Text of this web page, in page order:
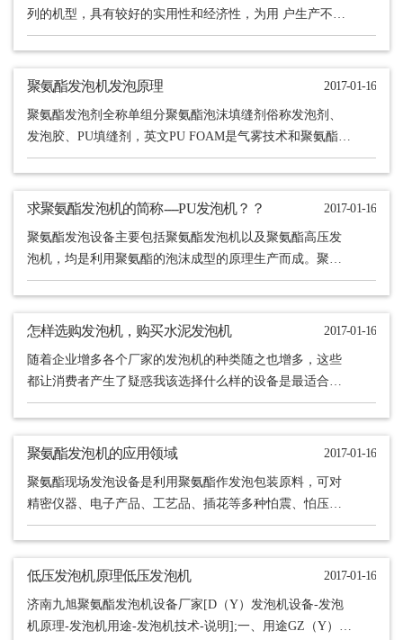
列的机型，具有较好的实用性和经济性，为用 户生产不同
产品，合理地选择机型提供了方便，其优良的经济性价比
受到市......
2017-01-16
聚氨酯发泡机发泡原理
聚氨酯发泡剂全称单组分聚氨酯泡沫填缝剂俗称发泡剂、
发泡胶、PU填缝剂，英文PU FOAM是气雾技术和聚氨酯泡
沫技术交叉结合的产物。它是一种将聚氨酯预聚物﹑发泡
剂......
2017-01-16
求聚氨酯发泡机的简称----PU发泡机？？
聚氨酯发泡设备主要包括聚氨酯发泡机以及聚氨酯高压发
泡机，均是利用聚氨酯的泡沫成型的原理生产而成。聚氨
酯得到如此广泛的应用和它本身的性能优点是离不开关系
的，那么聚......
2017-01-16
怎样选购发泡机，购买水泥发泡机
随着企业增多各个厂家的发泡机的种类随之也增多，这些
都让消费者产生了疑惑我该选择什么样的设备是最适合我
的，在这里我公司根据多年的市场经验来介绍给大家如何
选购发泡机......
2017-01-16
聚氨酯发泡机的应用领域
聚氨酯现场发泡设备是利用聚氨酯作发泡包装原料，可对
精密仪器、电子产品、工艺品、插花等多种怕震、怕压的
物品进行现场发泡包装。它的特点是体积小，灵活，可到
货物堆放地......
2017-01-16
低压发泡机原理低压发泡机
济南九旭聚氨酯发泡机设备厂家[D（Y）发泡机设备-发泡
机原理-发泡机用途-发泡机技术-说明];一、用途GZ（Y）系